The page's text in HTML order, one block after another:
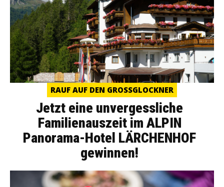
RAUF AUF DEN GROSSGLOCKNER
Jetzt eine unvergessliche
Familienauszeit im ALPIN
Panorama-Hotel LÄRCHENHOF
gewinnen!